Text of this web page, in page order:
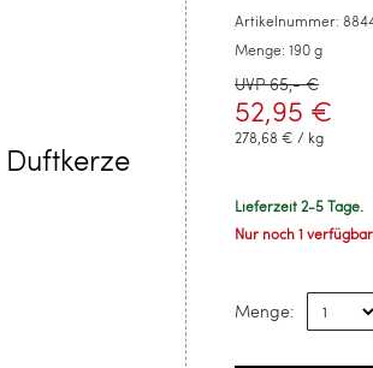
Artikelnummer:
Menge: 190 g
UVP 65,- €
52,95 €
278,68 € / kg
Lieferzeit 2-5 Tage.
Nur noch 1 verfügbar
Menge: